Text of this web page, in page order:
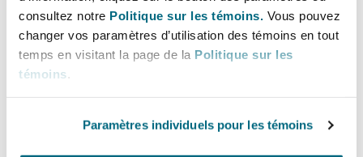
consultez notre Politique sur les témoins. Vous pouvez
changer vos paramètres d’utilisation des témoins en tout
temps en visitant la page de la Politique sur les
témoins.
Paramètres individuels pour les témoins
Représentation d’un pays d’Afrique de
l’Ouest dans le cadre d’un arbitrage CPA
relatif à la construction d’une route
Représentation d’un groupe métallurgique
mondial dans le cadre d’un arbitrage CCI